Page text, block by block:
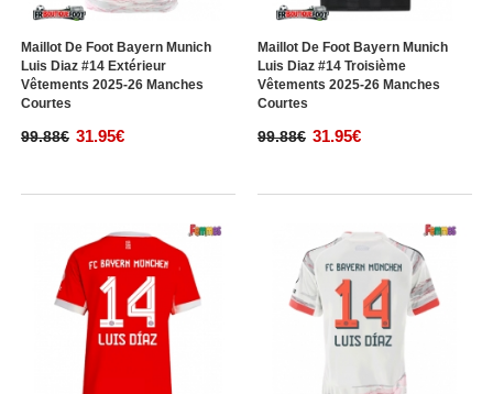
Maillot De Foot Bayern Munich
Luis Diaz #14 Extérieur
Vêtements 2025-26 Manches
Courtes
99.88€ 31.95€
Maillot De Foot Bayern Munich
Luis Diaz #14 Troisième
Vêtements 2025-26 Manches
Courtes
99.88€ 31.95€